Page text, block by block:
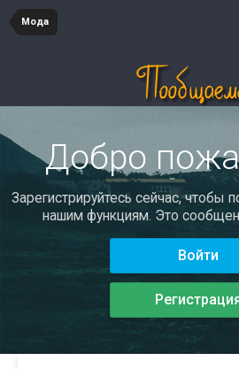
Мода
Добро
Зарегистрируйтесь сейчас, чтобы
нашим функциям. Это
Войти